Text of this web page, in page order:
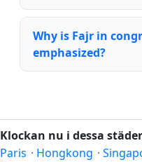
Why is Fajr in
emphasized?
Klockan nu i dessa
Paris · Hongkong ·